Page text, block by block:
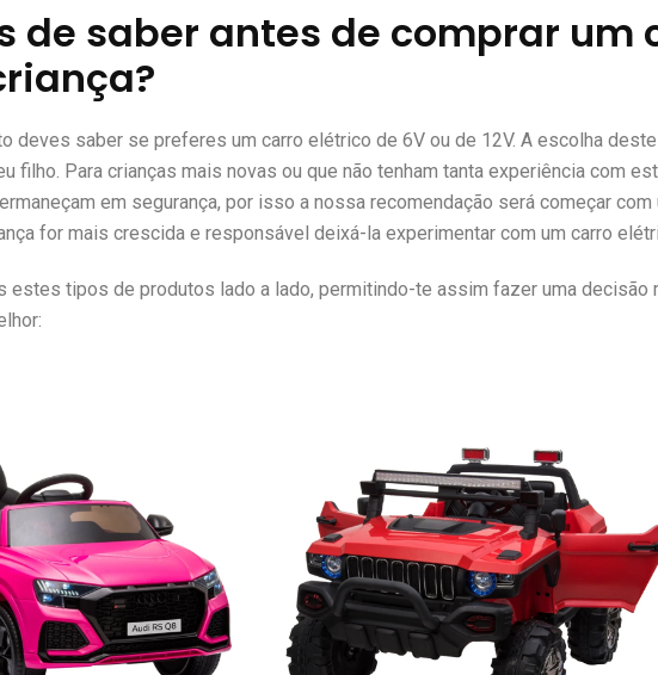
de saber antes de comprar um
deves saber se preferes um carro elétrico de 6V ou de 12V. A escolha
filho. Para crianças mais novas ou que não tenham tanta experiência com
em segurança, por isso a nossa recomendação será começar
for mais crescida e responsável deixá-la experimentar com um carro
estes tipos de produtos lado a lado, permitindo-te assim fazer uma decisão